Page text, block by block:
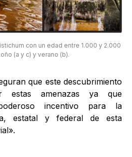
con un edad entre 1.000 y 2.000
(a y c) y verano (b).
que este descubrimiento
estas amenazas ya que
incentivo para la
estatal y federal de esta